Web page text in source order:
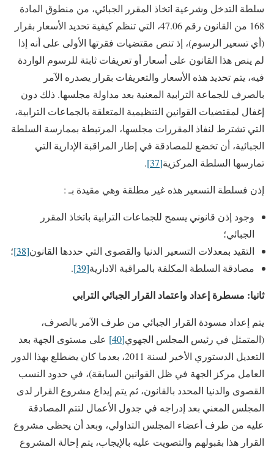
سلطة التدخل وشرعية اتخاذ المقرر الجبائي، من منطوق المادة
168 من القانون رقم 47.06، التي تنظم كيفية تحديد الأسعار بقرار
(أي تسعير الرسوم)، إذ تنص مقتضيات فقرتها الأولى على أنه إذا
لم ينص هذا القانون على أسعار أو تعريفات ثابتة للرسوم الواردة
فيه، يتم تحديد هذه الأسعار والتعريفات بقرار يصدره الآمر
بالصرف للجماعة الترابية المعنية بعد مداولة مجلسها. ذلك دون
إغفال لمقتضيات القوانين التنظيمية المتعلقة بالجماعات الترابية،
التي تشترط لنفاذ المقررات مجلسها، المرتبطة بممارسة السلطة
الجبائية، أن تخضع للمصادقة في إطار المراقبة الإدارية التي
تمارسها السلطة المركزية[37]
.
إذن فسلطة التسعير هذه غير مطلقة وهي مقيدة بـ :
وجود إذن قانوني يسمح للجماعات الترابية باتخاذ المقرر
الجبائي؛
التقيد بمعدلات التسعير الدنيا والقصوى التي حددها القانون[38]
؛
مصادقة السلطة المكلفة بالمراقبة الادارية[39]
.
ثانيا: مسطرة إعداد واعتماد القرار الجبائي الترابي
يتم إعداد مسودة القرار الجبائي من طرف الآمر بالصرف،
(المتمثل في رئيس المجلس الجهوي[40]
على مستوى الجهة بعد
التعديل الدستوري الأخير لسنة 2011، بعدما كان يضطلع بهذا الدور
العامل مركز الجهة في ظل القوانين السابقة)، في حدود النسب
القصوى والدنيا المحدد بالقانون، ثم يتم إيداع مشروع القرار لدى
المجلس المعني بعد إدراجه في جدول الأعمال لتتم المصادقة
عليه من طرف أعضاء المجلس التداولي، وبعد أن يحظى مشروع
القرار هذا بقبولهم والتصويت عليه بالإيجاب، يتم إحالة المشروع